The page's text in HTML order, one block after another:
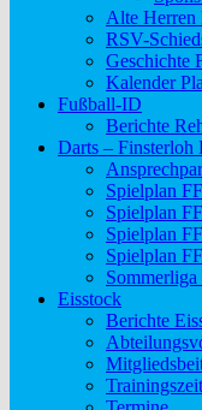
Alte Herren
RSV-
Geschichte
Kalender
Fußball-ID
Berichte
Darts – Finsterloh
Spielplan
Spielplan
Spielplan
Spielplan
Sommerliga
Eisstock
Berichte